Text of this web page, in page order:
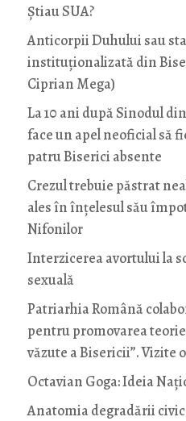
Știau SUA?
Anticorpii Duhului sau
instituționalizată din
Ciprian Mega)
La 10 ani după Sinodul
face un apel neoficial să
patru Biserici absente
Crezul trebuie păstrat
ales în înțelesul său
Nifonilor
Interzicerea avortului la
sexuală
Patriarhia Română
pentru promovarea
văzute a Bisericii”. Vizite
Octavian Goga: Ideia
Anatomia degradării